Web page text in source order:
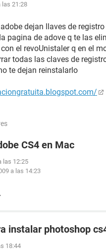
las 21:28
dejan llaves de
pagina de adove q te las
el revoUnistaler q en el
todas las claves de
te dejan reinstalarlo
CS4 en Mac
las 12:25
a las 14:23
instalar photoshop
18:44